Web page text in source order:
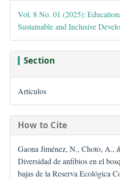
Vol. 8 No. 01 (2025):
Sustainable and Inclusive
Section
Artículos
How to Cite
Gaona Jiménez, N., Choto, A.,
Diversidad de anfibios en el
bajas de la Reserva Ecológica